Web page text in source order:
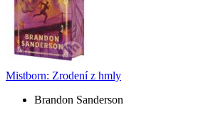
Mistborn: Zrodení z hmly
Brandon Sanderson